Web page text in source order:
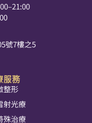
號7樓之5
服務
整形
射光療
殊治療